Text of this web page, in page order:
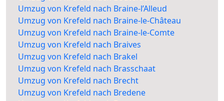
Umzug von Krefeld nach Braine-l’Alleud
Umzug von Krefeld nach Braine-le-Château
Umzug von Krefeld nach Braine-le-Comte
Umzug von Krefeld nach Braives
Umzug von Krefeld nach Brakel
Umzug von Krefeld nach Brasschaat
Umzug von Krefeld nach Brecht
Umzug von Krefeld nach Bredene